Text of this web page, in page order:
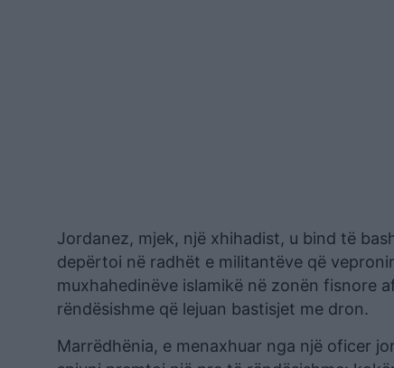
Jordanez, mjek, një xhihadist, u bind të
depërtoi në radhët e militantëve që
muxhahedinëve islamikë në zonën fisnore
rëndësishme që lejuan bastisjet me dron.
Marrëdhënia, e menaxhuar nga një oficer